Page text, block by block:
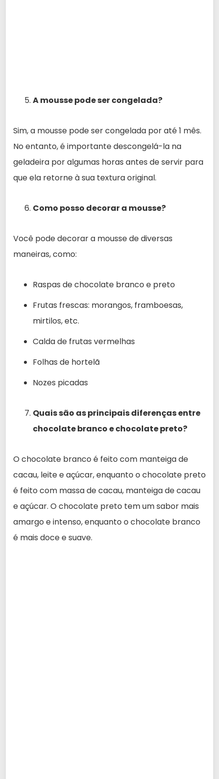
A mousse pode ser congelada?
Sim, a mousse pode ser congelada por até 1 mês.
No entanto, é importante descongelá-la na
geladeira por algumas horas antes de servir para
que ela retorne à sua textura original.
Como posso decorar a mousse?
Você pode decorar a mousse de diversas
maneiras, como:
Raspas de chocolate branco e preto
Frutas frescas: morangos, framboesas,
mirtilos, etc.
Calda de frutas vermelhas
Folhas de hortelã
Nozes picadas
Quais são as principais diferenças entre
chocolate branco e chocolate preto?
O chocolate branco é feito com manteiga de
cacau, leite e açúcar, enquanto o chocolate preto
é feito com massa de cacau, manteiga de cacau
e açúcar. O chocolate preto tem um sabor mais
amargo e intenso, enquanto o chocolate branco
é mais doce e suave.